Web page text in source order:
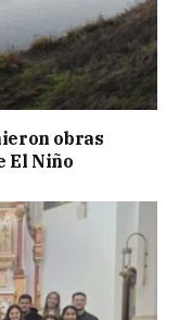
obras
El Niño